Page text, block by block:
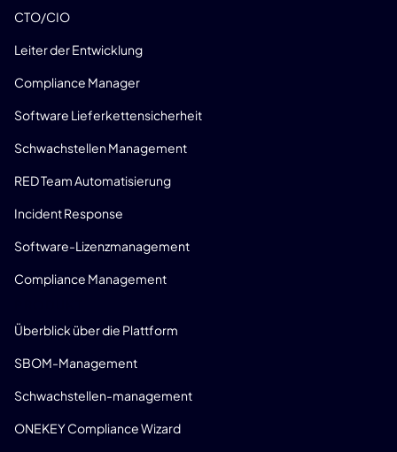
CTO/CIO
Leiter der Entwicklung
Compliance Manager
Software Lieferkettensicherheit
Schwachstellen Management
RED Team Automatisierung
Incident Response
Software-Lizenzmanagement
Compliance Management
Überblick über die Plattform
SBOM-Management
Schwachstellen-management
ONEKEY Compliance Wizard